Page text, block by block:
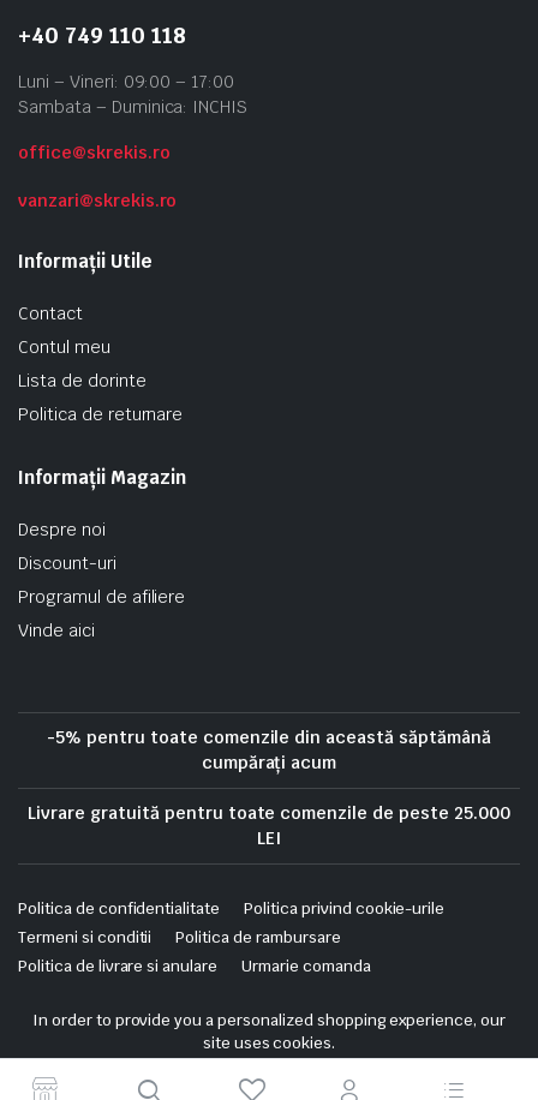
+40 749 110 118
Luni – Vineri: 09:00 – 17:00
Sambata – Duminica: INCHIS
office@skrekis.ro
vanzari@skrekis.ro
Informații Utile
Contact
Contul meu
Lista de dorinte
Politica de returnare
Informații Magazin
Despre noi
Discount-uri
Programul de afiliere
Vinde aici
-5% pentru toate comenzile din această săptămână
cumpărați acum
Livrare gratuită pentru toate comenzile de peste 25.000
LEI
Politica de confidentialitate
Politica privind cookie-urile
Termeni si conditii
Politica de rambursare
Politica de livrare si anulare
Urmarie comanda
Copyright 2025 © Skrekis. All right reserved. Powered by iTistul.ro.
In order to provide you a personalized shopping experience, our
site uses cookies.
cookie policy.